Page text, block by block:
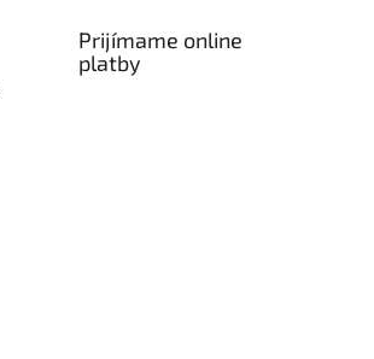
Prijímame online
platby